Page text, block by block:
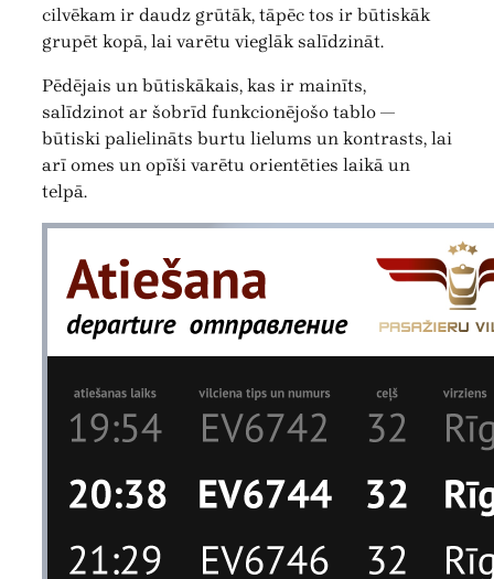
cilvēkam ir daudz grūtāk, tāpēc tos ir būtiskāk
grupēt kopā, lai varētu vieglāk salīdzināt.
Pēdējais un būtiskākais, kas ir mainīts,
salīdzinot ar šobrīd funkcionējošo tablo —
būtiski palielināts burtu lielums un kontrasts, lai
arī omes un opīši varētu orientēties laikā un
telpā.